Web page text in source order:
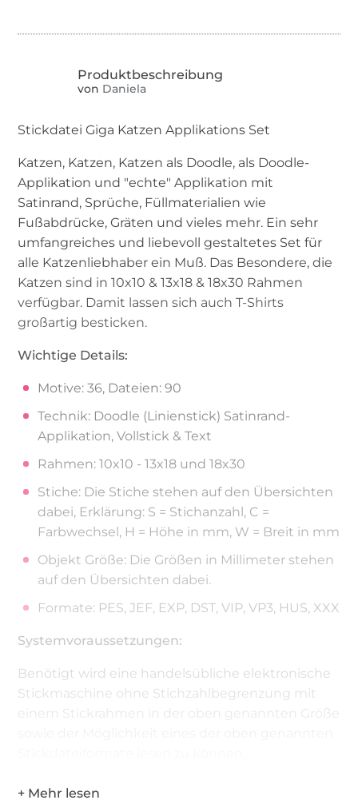
von Daniela
Stickdatei Giga Katzen Applikations Set
Katzen, Katzen, Katzen als Doodle, als Doodle-
Applikation und "echte" Applikation mit
Satinrand, Sprüche, Füllmaterialien wie
Fußabdrücke, Gräten und vieles mehr. Ein sehr
umfangreiches und liebevoll gestaltetes Set für
alle Katzenliebhaber ein Muß. Das Besondere, die
Katzen sind in 10x10 & 13x18 & 18x30 Rahmen
verfügbar. Damit lassen sich auch T-Shirts
großartig besticken.
Wichtige Details:
Motive: 36, Dateien: 90
Technik: Doodle (Linienstick) Satinrand-
Applikation, Vollstick & Text
Rahmen: 10x10 - 13x18 und 18x30
Stiche: Die Stiche stehen auf den Übersichten
dabei, Erklärung: S = Stichanzahl, C =
Farbwechsel, H = Höhe in mm, W = Breit in mm
Objekt Größe: Die Größen in Millimeter stehen
auf den Übersichten dabei.
Formate: PES, JEF, EXP, DST, VIP, VP3, HUS, XXX
Systemvoraussetzungen:
Benötigt wird eine handelsübliche elektronische
Stickmaschine ohne Stichzahlbegrenzung mit
WICHTIG: